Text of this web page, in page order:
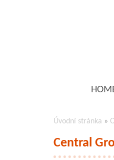
Úvodní stránka »
Central